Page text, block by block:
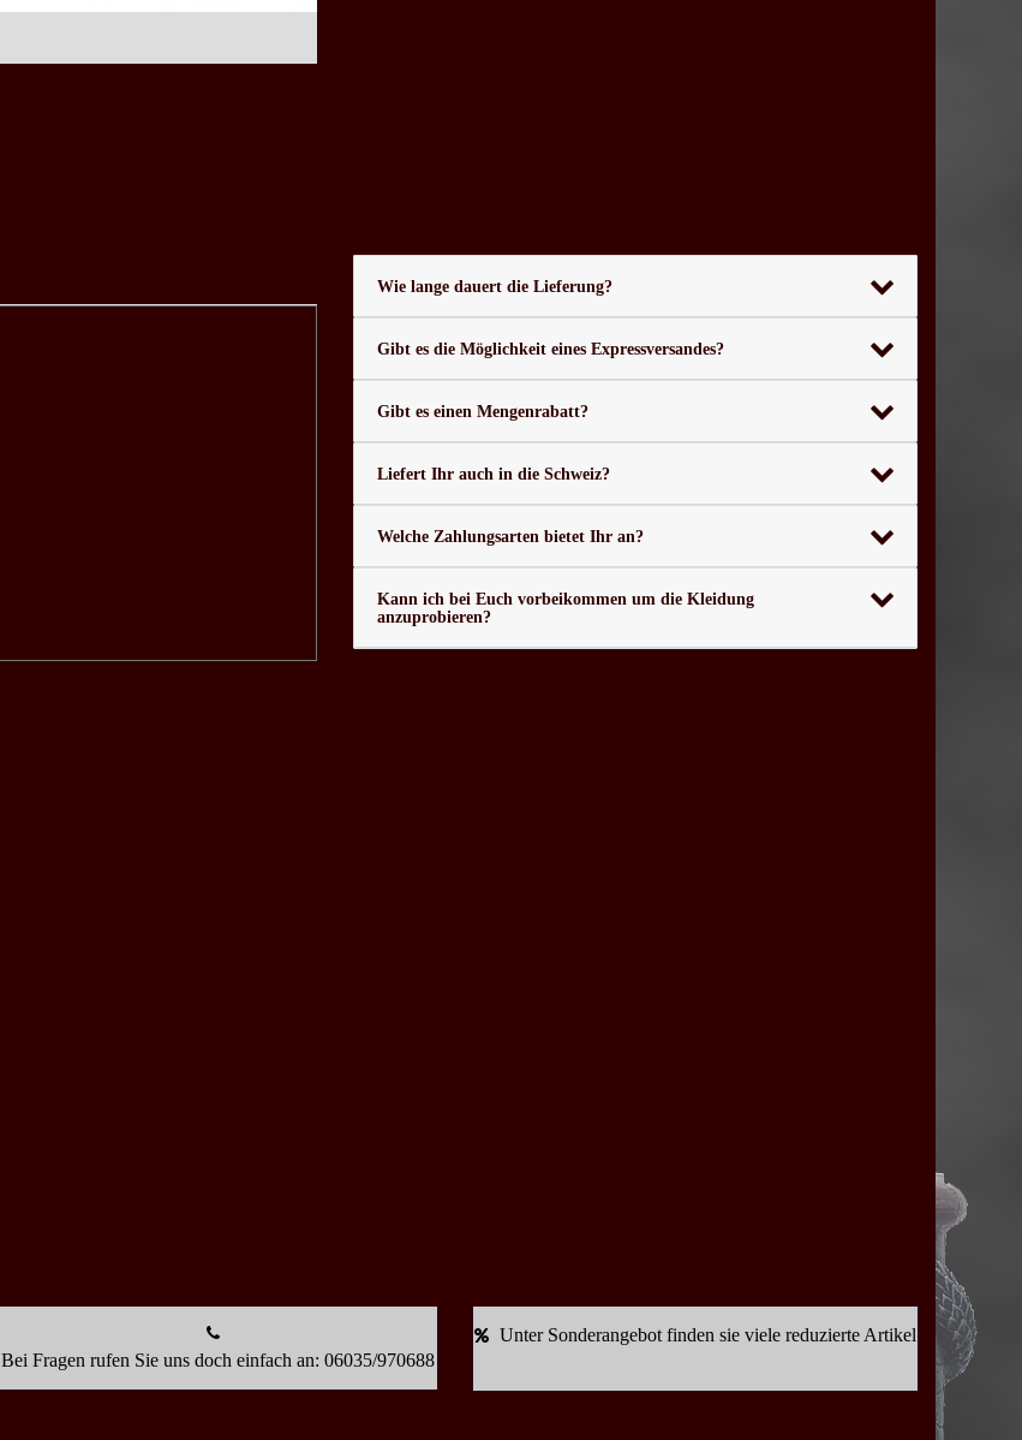
Wie lange dauert die Lieferung?
Gibt es die Möglichkeit eines Expressversandes?
Gibt es einen Mengenrabatt?
Liefert Ihr auch in die Schweiz?
Welche Zahlungsarten bietet Ihr an?
Kann ich bei Euch vorbeikommen um die Kleidung
anzuprobieren?
Bei Fragen rufen Sie uns doch einfach an: 06035/970688
Unter Sonderangebot finden sie viele reduzierte Artikel